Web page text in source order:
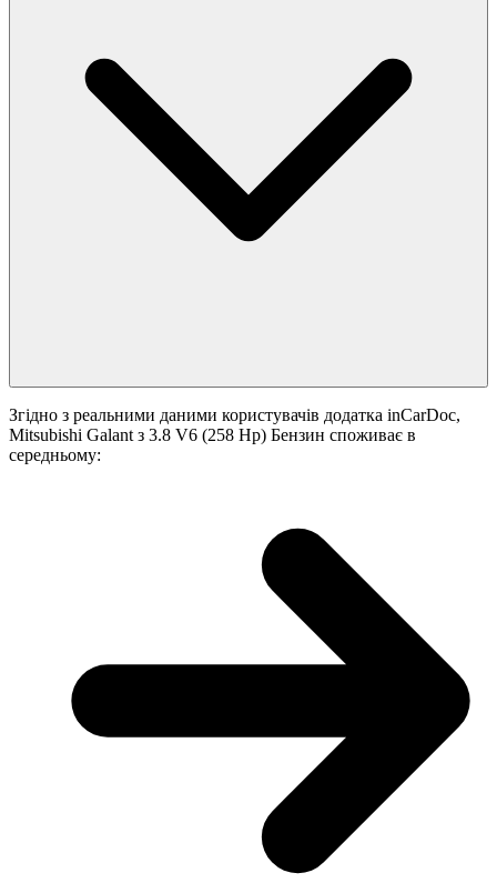
Згідно з реальними даними користувачів додатка inCarDoc,
Mitsubishi Galant з 3.8 V6 (258 Hp) Бензин споживає в
середньому: